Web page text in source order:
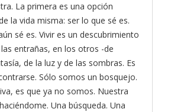
La primera es una opción
la vida misma: ser lo que sé es.
sé es. Vivir es un descubrimiento
entrañas, en los otros -de
de la luz y de las sombras. Es
Sólo somos un bosquejo.
es que ya no somos. Nuestra
Una búsqueda. Una